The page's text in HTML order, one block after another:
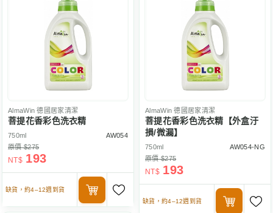
AlmaWin 德國居家清潔
菩提花香彩色洗衣精
750ml
AW054
原價 $275
NT$ 193
缺貨，約4–12週到貨
AlmaWin 德國居家清潔
菩提花香彩色洗衣精【外盒汙
損/微漏】
750ml
AW054-NG
原價 $275
NT$ 193
缺貨，約4–12週到貨